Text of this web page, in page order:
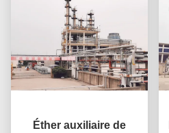
Éther auxiliaire de